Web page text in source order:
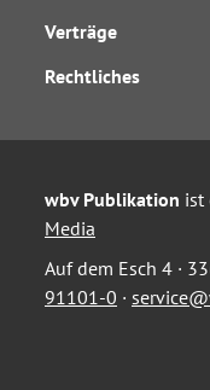
Verträge
Rechtliches
wbv Publikation ist
Media
Auf dem Esch 4 ·
91101-0 ·